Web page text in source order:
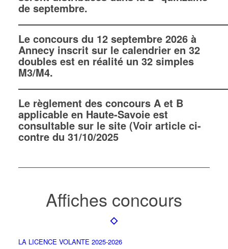
de septembre.
Le concours du 12 septembre 2026 à
Annecy inscrit sur le calendrier en 32
doubles est en réalité un 32 simples
M3/M4.
Le règlement des concours A et B
applicable en Haute-Savoie est
consultable sur le site (Voir article ci-
contre du 31/10/2025
Affiches concours
LA LICENCE VOLANTE 2025-2026